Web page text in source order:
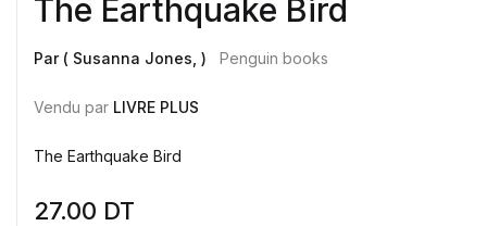
The Earthquake Bird
Par ( Susanna Jones, ) Penguin books
Vendu par LIVRE PLUS
The Earthquake Bird
27.00 DT